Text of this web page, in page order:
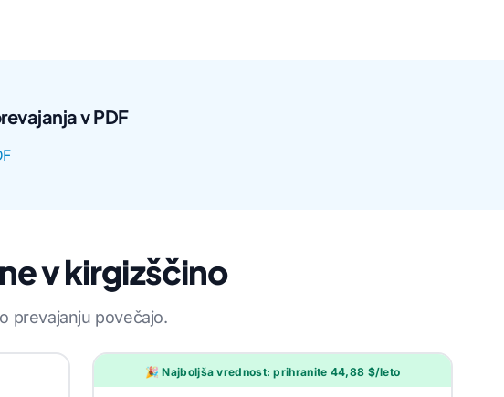
v PDF
v kirgizščino
prevajanju povečajo.
🎉 Najboljša vrednost: prihranite 44,88 $/leto